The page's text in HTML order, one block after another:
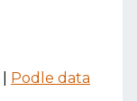
Podle data